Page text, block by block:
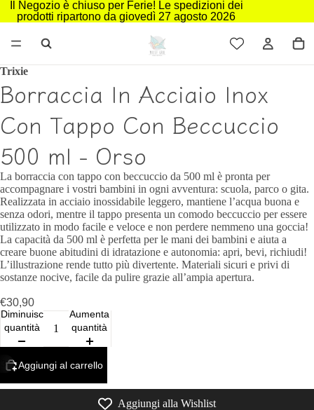
Il Negozio è chiuso per Ferie! Le spedizioni dei
prodotti ripartono da giovedì 27 agosto 2026
3
Trixie
Borraccia In Acciaio Inox
Con Tappo Con Beccuccio
500 ml - Orso
La borraccia con tappo con beccuccio da 500 ml è pronta per
accompagnare i vostri bambini in ogni avventura: scuola, parco o gita.
Realizzata in acciaio inossidabile leggero, mantiene l’acqua buona e
senza odori, mentre il tappo presenta un comodo beccuccio per essere
utilizzato in modo facile e veloce e non perdere nemmeno una goccia!
La capacità da 500 ml è perfetta per le mani dei bambini e aiuta a
creare buone abitudini di idratazione e autonomia: apri, bevi, richiudi!
L’illustrazione rende tutto più divertente. Materiali sicuri e privi di
sostanze nocive, facile da pulire grazie all’ampia apertura.
€30,90
Diminuisci
quantità
Aumenta
quantità
Aggiungi al carrello
Aggiungi alla Wishlist